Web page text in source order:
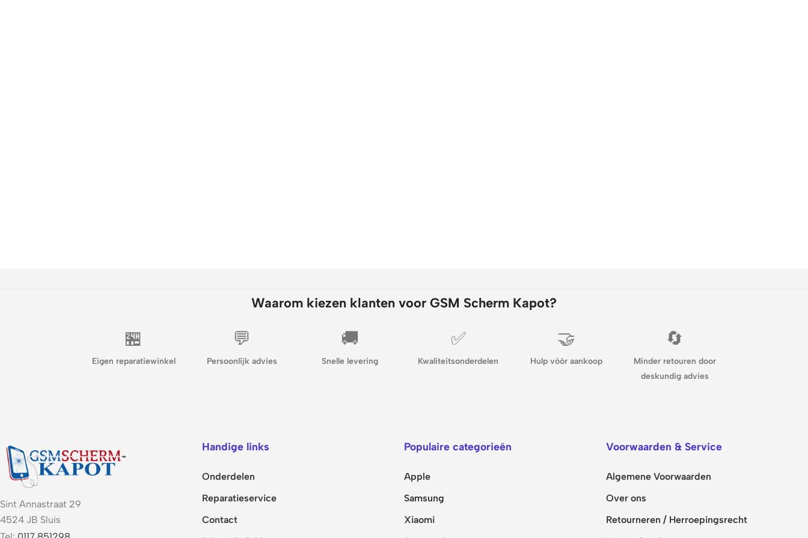
Waarom kiezen klanten voor GSM Scherm Kapot?
🏪
Eigen reparatiewinkel
💬
Persoonlijk advies
🚚
Snelle levering
✅
Kwaliteitsonderdelen
🤝
Hulp vóór aankoop
🔄
Minder retouren door
deskundig advies
Sint Annastraat 29
4524 JB Sluis
Handige links
Onderdelen
Reparatieservice
Contact
Populaire categorieën
Apple
Samsung
Xiaomi
Voorwaarden & Service
Algemene Voorwaarden
Over ons
Retourneren / Herroepingsrecht